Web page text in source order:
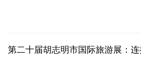
第二十届胡志明市国际旅游展：